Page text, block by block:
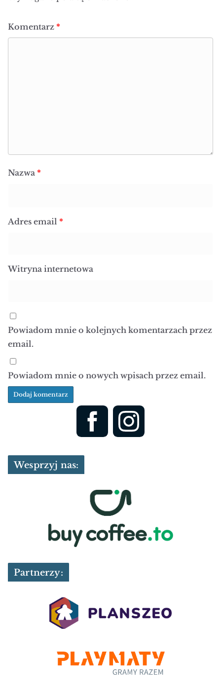
Komentarz *
Nazwa *
Adres email *
Witryna internetowa
Powiadom mnie o kolejnych komentarzach przez
email.
Powiadom mnie o nowych wpisach przez email.
Wesprzyj nas:
Partnerzy: